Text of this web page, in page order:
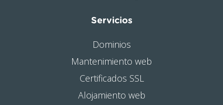
Servicios
Dominios
Mantenimiento web
Certificados SSL
Alojamiento web